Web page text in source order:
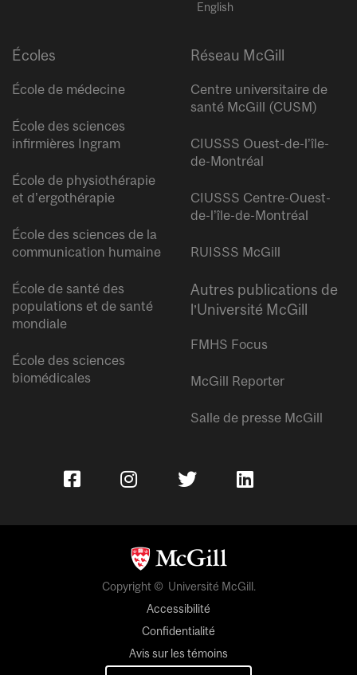
English
Écoles
École de médecine
École des sciences
infirmières Ingram
École de physiothérapie
et d’ergothérapie
École des sciences de la
communication humaine
École de santé des
populations et de santé
mondiale
École des sciences
biomédicales
Réseau McGill
Centre universitaire de
santé McGill (CUSM)
CIUSSS Ouest-de-l’île-
de-Montréal
CIUSSS Centre-Ouest-
de-l’île-de-Montréal
RUISSS McGill
Autres publications de
l’Université McGill
FMHS Focus
McGill Reporter
Salle de presse McGill
Copyright © Université McGill.
Accessibilité
Confidentialité
Avis sur les témoins